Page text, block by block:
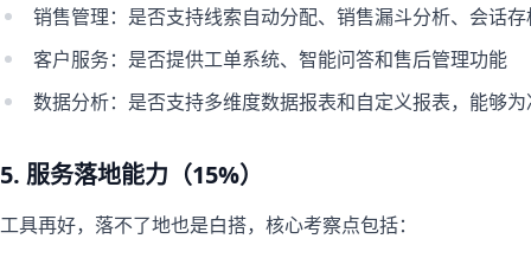
销售管理：是否支持线索自动分配、销售漏斗分析、会话
客户服务：是否提供工单系统、智能问答和售后管理功能
数据分析：是否支持多维度数据报表和自定义报表，能够
5. 服务落地能力（15%）
工具再好，落不了地也是白搭，核心考察点包括：